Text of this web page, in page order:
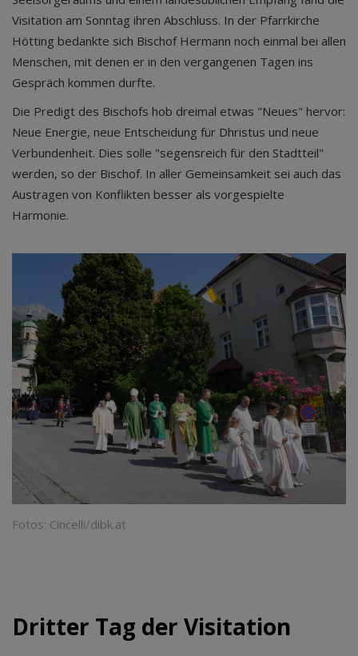
Visitation am Sonntag ihren Abschluss. In der Pfarrkirche
Hötting bedankte sich Bischof Hermann noch einmal bei allen
Menschen, mit denen er in den vergangenen Tagen ins
Gespräch kommen durfte.
Die Predigt des Bischofs hob dreimal etwas "Neues" hervor:
Neue Energie, neue Entscheidung für Dhristus und neue
Verbundenheit. Dies solle "segensreich für den Stadtteil"
werden, so der Bischof. In aller Gemeinsamkeit sei auch das
Austragen von Konflikten besser als vorgespielte
Harmonie.
Fotos: Cincelli/dibk.at
Dritter Tag der Visitation